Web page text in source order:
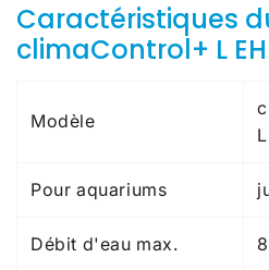
Caractéristiques
climaControl+ L
Modèle
L
Pour aquariums
Débit d'eau max.